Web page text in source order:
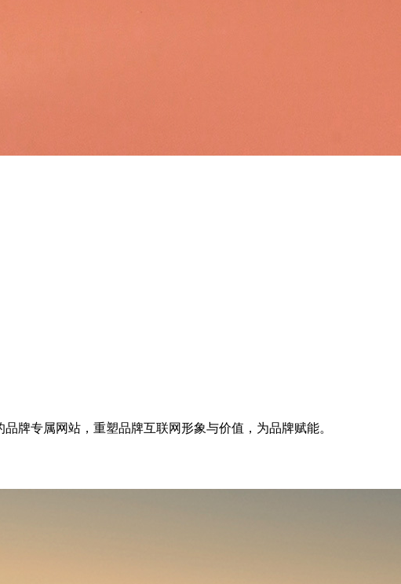
牌专属网站，重塑品牌互联网形象与价值，为品牌赋能。